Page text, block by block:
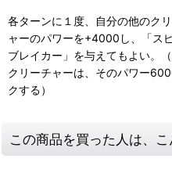
各ターンに１度、自分の他のク
ャーのパワーを+4000し、「ス
ブレイカー」を与えてもよい。
クリーチャーは、そのパワー
クする）
この商品を買った人は、